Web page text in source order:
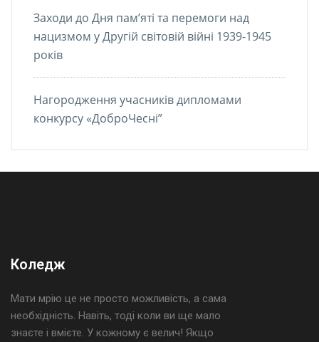
Заходи до Дня пам’яті та перемоги над
нацизмом у Другій світовій війні 1939-1945
років
Нагородження учасників дипломами
конкурсу «ДоброЧесні”
Коледж
Мати мрію це не просто можливість, а сама
необхідність. Навіть, тоді коли ви ще мало
знаєте і вмієте. У кожному є велич! Якщо